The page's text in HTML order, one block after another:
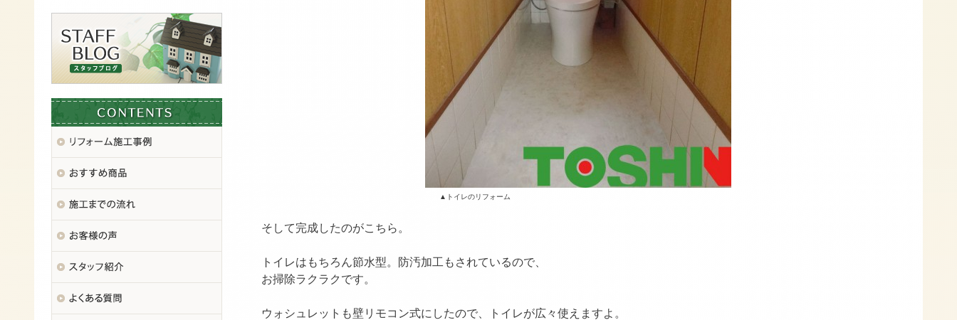
▲トイレのリフォーム
そして完成したのがこちら。
トイレはもちろん節水型。防汚加工もされているので、
お掃除ラクラクです。
ウォシュレットも壁リモコン式にしたので、トイレが広々使えますよ。